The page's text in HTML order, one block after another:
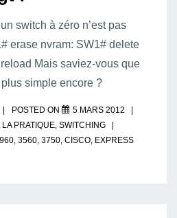
switch à zéro n’est pas
erase nvram: SW1# delete
Mais saviez-vous que
simple encore ?
POSTED ON
5 MARS 2012
LA PRATIQUE SWITCHING
3560 3750 CISCO EXPRESS